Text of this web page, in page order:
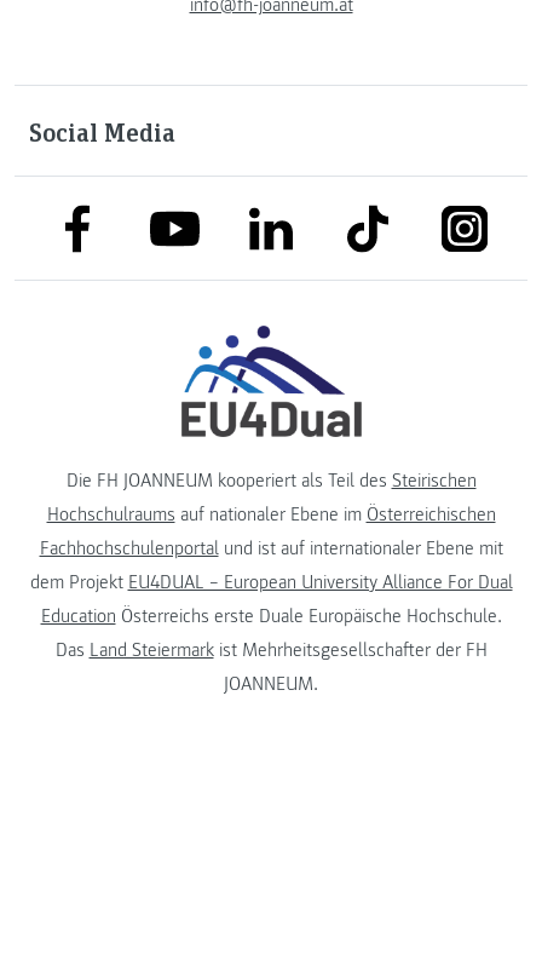
Social Media
link to facebooklink to youtubelink to linkedinlink to tiktok link to
Die FH JOANNEUM kooperiert als Teil des Steirischen
Hochschulraums auf nationaler Ebene im Österreichischen
Fachhochschulenportalund ist auf internationaler Ebene mit
dem Projekt EU4DUAL – European University Alliance For Dual
Education Österreichs erste Duale Europäische Hochschule.
Das Land Steiermarkist Mehrheitsgesellschafter der FH
JOANNEUM.